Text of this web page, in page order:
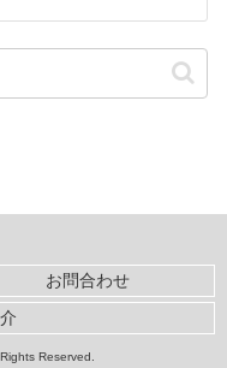
お問合わせ
Reserved.